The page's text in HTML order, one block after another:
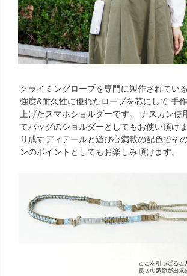
クライミングロープを専門に製作されてい
強度&耐久性に優れたロープを芯にして 手
上げたスマホショルダーです。 ナスカン使
てバッグのショルダーとしてもお使い頂け
り成すディテールと遊び心満載の配色でそ
ンのポイントとしてもお楽しみ頂けます。